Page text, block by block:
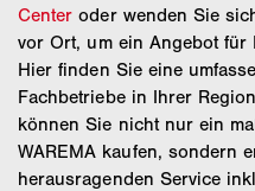
Center oder wenden Sie
vor Ort, um ein Angebot für
Hier finden Sie eine
Fachbetriebe in Ihrer
können Sie nicht nur ein
WAREMA kaufen, sondern
herausragenden Service